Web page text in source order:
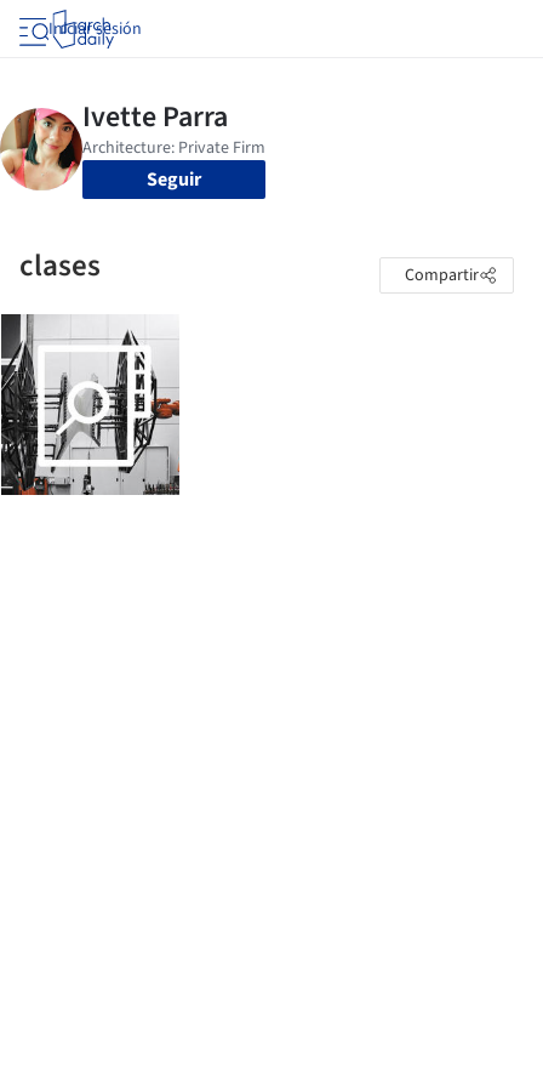
Iniciar sesión
Seguir
clases Compartir